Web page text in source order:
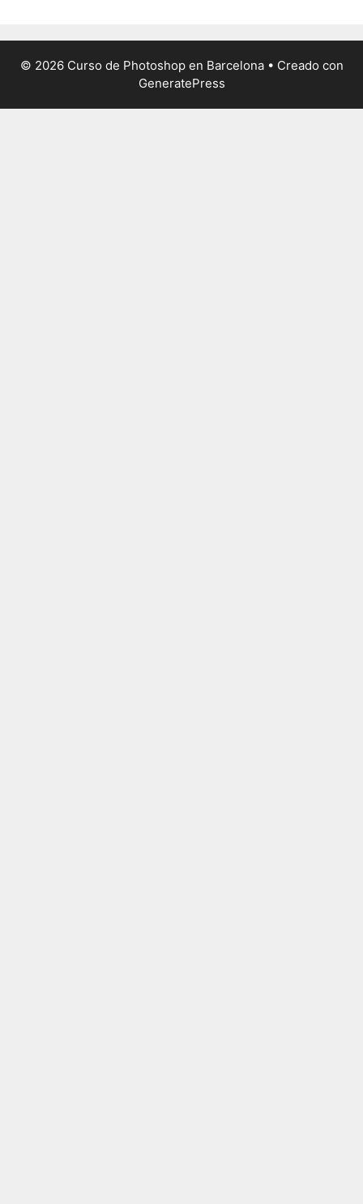
© 2026 Curso de Photoshop en Barcelona• Creado con
GeneratePress